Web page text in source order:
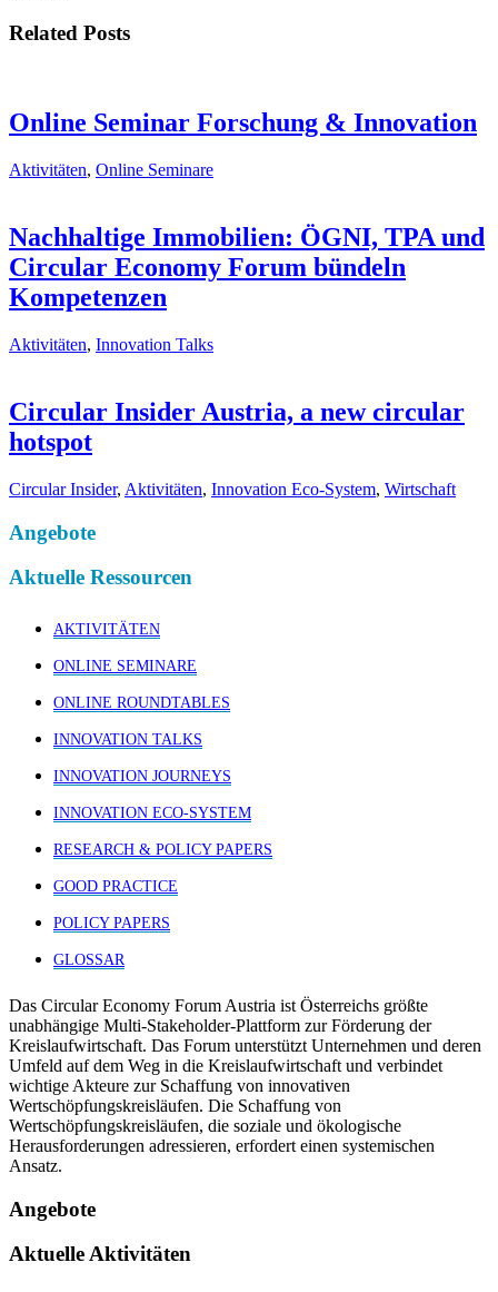
Related Posts
Online Seminar Forschung & Innovation
Aktivitäten, Online Seminare
Nachhaltige Immobilien: ÖGNI, TPA und
Circular Economy Forum bündeln
Kompetenzen
Aktivitäten, Innovation Talks
Circular Insider Austria, a new circular
hotspot
Circular Insider, Aktivitäten, Innovation Eco-System, Wirtschaft
Angebote
Aktuelle Ressourcen
AKTIVITÄTEN
ONLINE SEMINARE
ONLINE ROUNDTABLES
INNOVATION TALKS
INNOVATION JOURNEYS
INNOVATION ECO-SYSTEM
RESEARCH & POLICY PAPERS
GOOD PRACTICE
POLICY PAPERS
GLOSSAR
Das Circular Economy Forum Austria ist Österreichs größte
unabhängige Multi-Stakeholder-Plattform zur Förderung der
Kreislaufwirtschaft. Das Forum unterstützt Unternehmen und deren
Umfeld auf dem Weg in die Kreislaufwirtschaft und verbindet
wichtige Akteure zur Schaffung von innovativen
Wertschöpfungskreisläufen. Die Schaffung von
Wertschöpfungskreisläufen, die soziale und ökologische
Herausforderungen adressieren, erfordert einen systemischen
Ansatz.
Angebote
Aktuelle Aktivitäten